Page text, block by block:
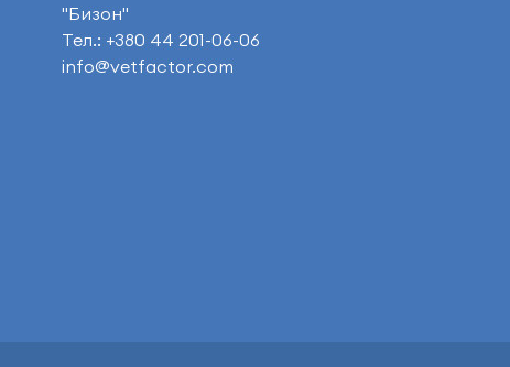
"Бизон"
Тел.: +380 44 201-06-06
info@vetfactor.com